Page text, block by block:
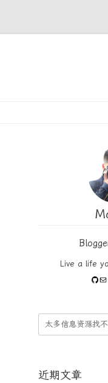
Live a life
近期文章